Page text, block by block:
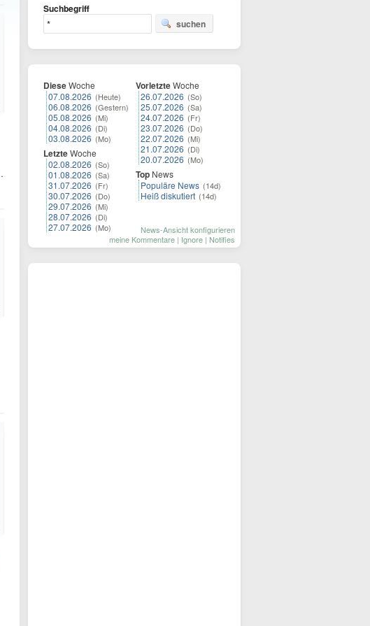
Suchbegriff
suchen
DieseWoche
07.08.2026 (Heute)
06.08.2026 (Gestern)
05.08.2026 (Mi)
04.08.2026 (Di)
03.08.2026 (Mo)
LetzteWoche
02.08.2026 (So)
01.08.2026 (Sa)
31.07.2026 (Fr)
30.07.2026 (Do)
29.07.2026 (Mi)
28.07.2026 (Di)
27.07.2026 (Mo)
VorletzteWoche
26.07.2026 (So)
25.07.2026 (Sa)
24.07.2026 (Fr)
23.07.2026 (Do)
22.07.2026 (Mi)
21.07.2026 (Di)
20.07.2026 (Mo)
Top News
Populäre News (14d)
Heiß diskutiert (14d)
News-Ansicht konfigurieren
meine Kommentare | Ignore | Notifies